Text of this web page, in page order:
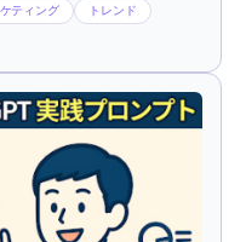
ティング トレンド